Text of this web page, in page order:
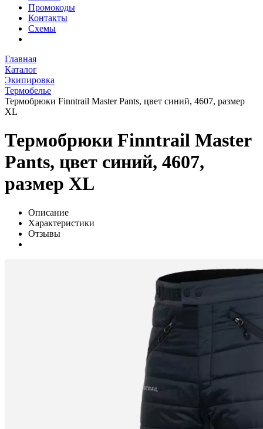
Промокоды
Контакты
Схемы
Главная
Каталог
Экипировка
Термобелье
Термобрюки Finntrail Master Pants, цвет синий, 4607, размер
XL
Термобрюки Finntrail Master
Pants, цвет синий, 4607,
размер XL
Описание
Характеристики
Отзывы